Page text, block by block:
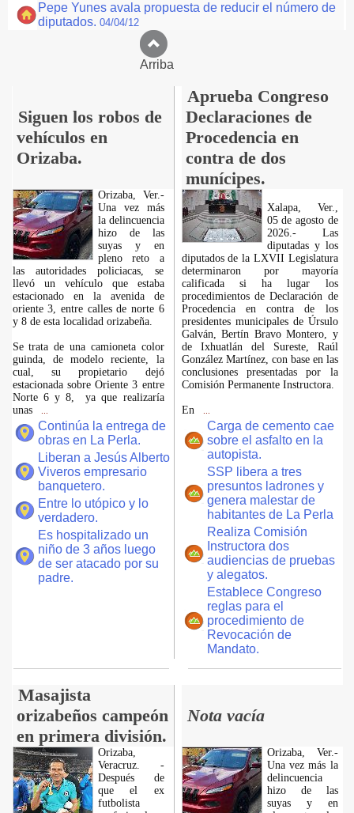
Pepe Yunes avala propuesta de reducir el número de
diputados. 04/04/12
Arriba
Siguen los robos de
vehículos en
Orizaba.
Aprueba Congreso
Declaraciones de
Procedencia en
contra de dos
munícipes.
Orizaba, Ver.-
Una vez más
la delincuencia
hizo de las
suyas y en
pleno reto a
las autoridades policiacas, se
llevó un vehículo que estaba
estacionado en la avenida de
oriente 3, entre calles de norte 6
y 8 de esta localidad orizabeña.
Se trata de una camioneta color
guinda, de modelo reciente, la
cual, su propietario dejó
estacionada sobre Oriente 3 entre
Norte 6 y 8, ya que realizaría
unas
Continúa la entrega de
obras en La Perla.
Liberan a Jesús Alberto
Viveros empresario
banquetero.
Entre lo utópico y lo
verdadero.
Es hospitalizado un
niño de 3 años luego
de ser atacado por su
padre.
Xalapa, Ver.,
05 de agosto de
2026.- Las
diputadas y los
diputados de la LXVII Legislatura
determinaron por mayoría
calificada si ha lugar los
procedimientos de Declaración de
Procedencia en contra de los
presidentes municipales de Úrsulo
Galván, Bertín Bravo Montero, y
de Ixhuatlán del Sureste, Raúl
González Martínez, con base en las
conclusiones presentadas por la
Comisión Permanente Instructora.
En
Carga de cemento cae
sobre el asfalto en la
autopista.
SSP libera a tres
presuntos ladrones y
genera malestar de
habitantes de La Perla
Realiza Comisión
Instructora dos
audiencias de pruebas
y alegatos.
Establece Congreso
reglas para el
procedimiento de
Revocación de
Mandato.
Masajista
orizabeños campeón
en primera división.
Nota vacía
Orizaba,
Veracruz. -
Después de
que el ex
futbolista
Orizaba, Ver.-
Una vez más la
delincuencia
hizo de las
suyas y en